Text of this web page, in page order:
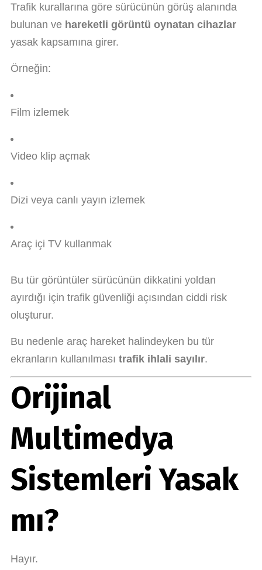
Trafik kurallarına göre sürücünün görüş alanında
bulunan ve hareketli görüntü oynatan cihazlar
yasak kapsamına girer.
Örneğin:
Film izlemek
Video klip açmak
Dizi veya canlı yayın izlemek
Araç içi TV kullanmak
Bu tür görüntüler sürücünün dikkatini yoldan
ayırdığı için trafik güvenliği açısından ciddi risk
oluşturur.
Bu nedenle araç hareket halindeyken bu tür
ekranların kullanılması trafik ihlali sayılır.
Orijinal
Multimedya
Sistemleri Yasak
mı?
Hayır.